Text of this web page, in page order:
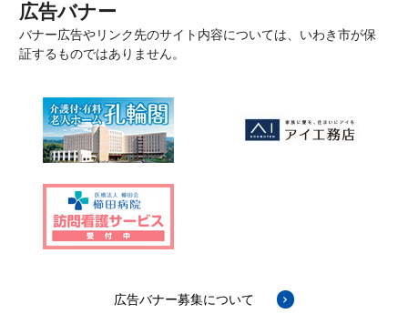
広告バナー
バナー広告やリンク先のサイト内容については、いわき市が保
証するものではありません。
広告バナー募集について